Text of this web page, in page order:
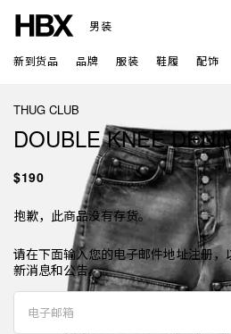
男装
新到货品 品牌 服装 鞋履 配饰
THUG CLUB
DOUBLE KNEE
$190
抱歉，此商品没有存货。
请在下面输入您的电子邮件地址注册
新消息和公告。